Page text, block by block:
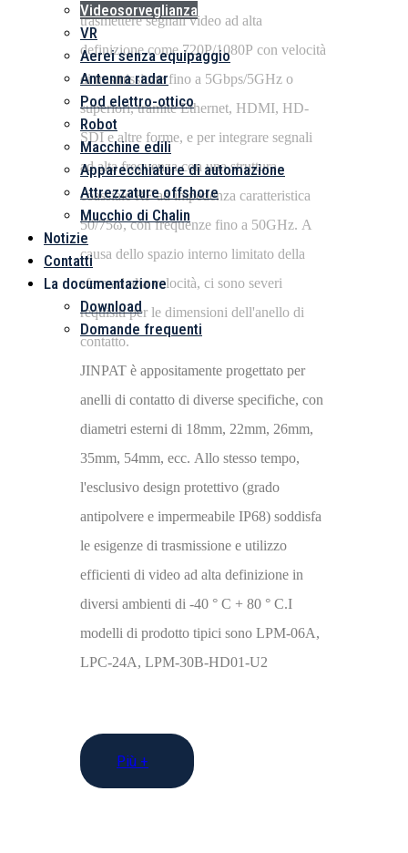
Videosorveglianza
VR
Aerei senza equipaggio
Antenna radar
Pod elettro-ottico
Robot
Macchine edili
Apparecchiature di automazione
Attrezzature offshore
Mucchio di Chalin
Notizie
Contatti
La documentazione
Download
Domande frequenti
trasmettere segnali video ad alta
definizione come 720P/1080P con velocità
di trasmissione fino a 5Gbps/5GHz o
superiori, tramite Ethernet, HDMI, HD-
SDI e altre forme, e per integrare segnali
ad alta frequenza con una struttura
coassiale RF ad impedenza caratteristica
50/75ω, con frequenze fino a 50GHz. A
causa dello spazio interno limitato della
sfera ad alta velocità, ci sono severi
requisiti per le dimensioni dell'anello di
contatto.
JINPAT è appositamente progettato per
anelli di contatto di diverse specifiche, con
diametri esterni di 18mm, 22mm, 26mm,
35mm, 54mm, ecc. Allo stesso tempo,
l'esclusivo design protettivo (grado
antipolvere e impermeabile IP68) soddisfa
le esigenze di trasmissione e utilizzo
efficienti di video ad alta definizione in
diversi ambienti di -40 ° C + 80 ° C.I
modelli di prodotto tipici sono LPM-06A,
LPC-24A, LPM-30B-HD01-U2
Più +